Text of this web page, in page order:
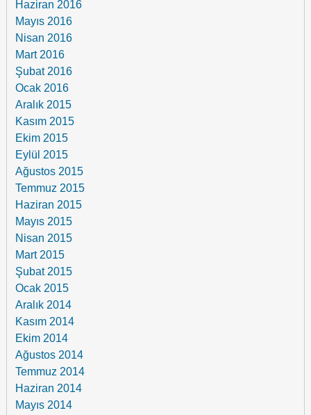
Haziran 2016
Mayıs 2016
Nisan 2016
Mart 2016
Şubat 2016
Ocak 2016
Aralık 2015
Kasım 2015
Ekim 2015
Eylül 2015
Ağustos 2015
Temmuz 2015
Haziran 2015
Mayıs 2015
Nisan 2015
Mart 2015
Şubat 2015
Ocak 2015
Aralık 2014
Kasım 2014
Ekim 2014
Ağustos 2014
Temmuz 2014
Haziran 2014
Mayıs 2014